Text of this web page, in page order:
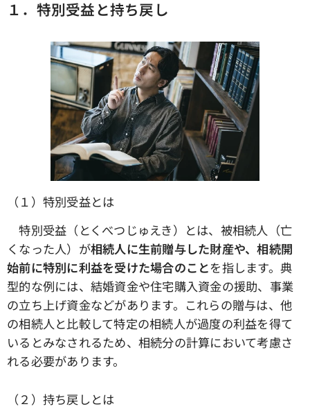
１．特別受益と持ち戻し
（１）特別受益とは
特別受益（とくべつじゅえき）とは、被相続人（亡
くなった人）が相続人に生前贈与した財産や、相続開
始前に特別に利益を受けた場合のことを指します。典
型的な例には、結婚資金や住宅購入資金の援助、事業
の立ち上げ資金などがあります。これらの贈与は、他
の相続人と比較して特定の相続人が過度の利益を得て
いるとみなされるため、相続分の計算において考慮さ
れる必要があります。
（２）持ち戻しとは